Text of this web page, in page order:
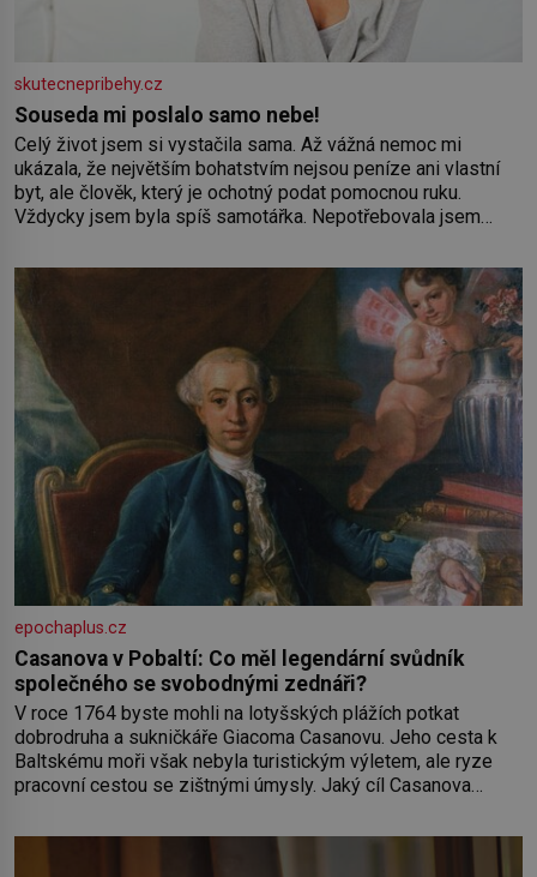
skutecnepribehy.cz
Souseda mi poslalo samo nebe!
Celý život jsem si vystačila sama. Až vážná nemoc mi
ukázala, že největším bohatstvím nejsou peníze ani vlastní
byt, ale člověk, který je ochotný podat pomocnou ruku.
Vždycky jsem byla spíš samotářka. Nepotřebovala jsem
práce a hlavně klid. Hned po studiích jsem odešla z rodného
epochaplus.cz
Casanova v Pobaltí: Co měl legendární svůdník
společného se svobodnými zednáři?
V roce 1764 byste mohli na lotyšských plážích potkat
dobrodruha a sukničkáře Giacoma Casanovu. Jeho cesta k
Baltskému moři však nebyla turistickým výletem, ale ryze
pracovní cestou se zištnými úmysly. Jaký cíl Casanova
Rigy? Casanova v Pobaltí kontaktoval tamní zednářské lóže.
Nebyl v této oblasti žádným nováčkem, protože do